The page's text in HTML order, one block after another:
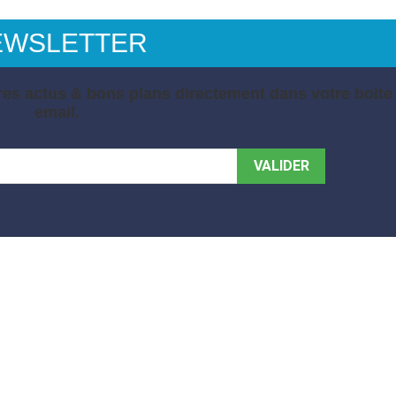
actus & bons plans directement dans votre boite
email.